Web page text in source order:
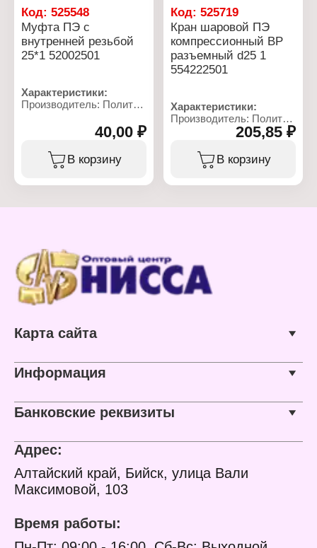
Резьба присоединения:
НР - НР
Код: 525548
Муфта ПЭ с
внутренней резьбой
25*1 52002501
Характеристики:
Производитель: Политек
Артикул: 52002501
Тип товара: Муфта
Вид: переходная
Диаметр присоединения:
Тип резьбы: G1
Материал: полиэтилен
низкого давления
Резьба присоединения:
ВР
40,00 ₽
В корзину
Код:525719
Кран шаровой ПЭ
компрессионный ВР
разъемный d25 1
554222501
Характеристики:
Производитель: Политек
Линейка: ТПК-АКВА
Артикул: 554222501
Тип товара: Кран
Тип: компрессионный
температура: 40 С
Номинальное давление:
16 бар
Тип вентиля: ручка
ВР-ВР
205,85 ₽
В корзину
Карта сайта
Информация
Банковские реквизиты
Адрес:
Алтайский край, Бийск, улица Вали
Максимовой, 103
Время работы: